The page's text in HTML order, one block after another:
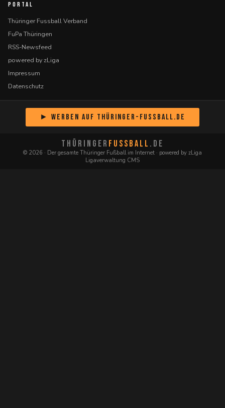
PORTAL
Thüringer Fussball Verband
FuPa Thüringen
RSS-Newsfeed
powered by zLiga
Impressum
Datenschutz
► Werben auf Thüringer-Fussball.de
THÜRINGER FUSSBALL .DE
© 2026 · Der gesamte Thüringer Fußball im Internet · powered by zLiga
Ligaverwaltung CMS